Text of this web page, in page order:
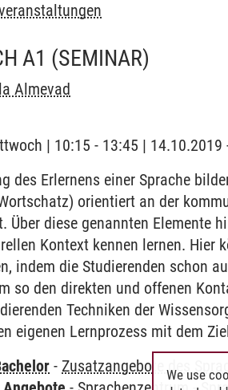
A1 (SEMINAR)
Almevad
| 10:15 - 13:45 | 14.10.2019
des Erlernens einer Sprache
orientiert an der
Über diese genannten Elemente
Kontext kennen lernen. Hier
indem die Studierenden schon
so den direkten und offenen
Techniken der
eigenen Lernprozess mit dem
- Zusatzangebote desWe use